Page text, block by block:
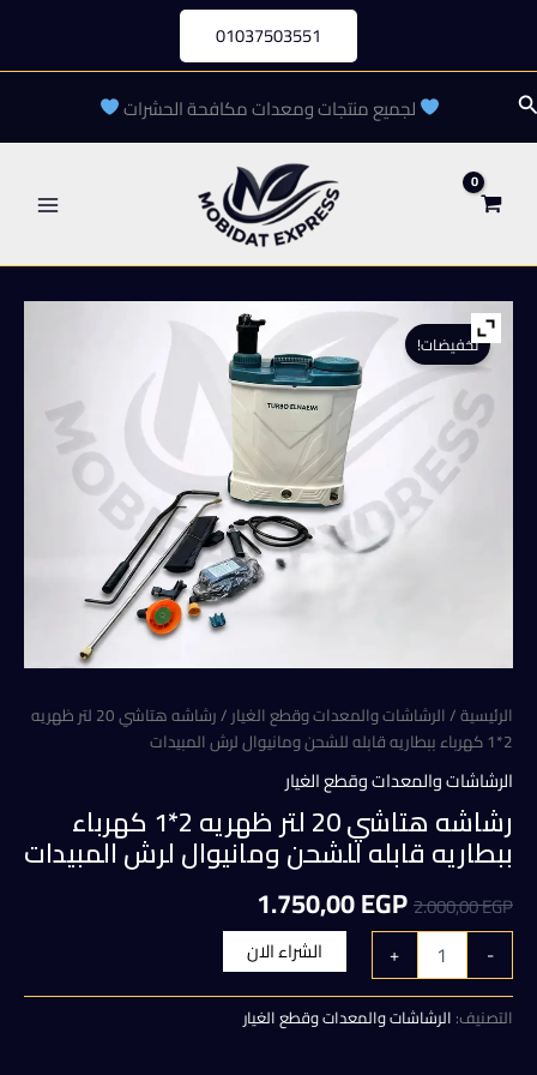
المحتوى
01037503551
البحث لجميع منتجات ومعدات مكافحة الحشرات
تخفيضات!
الرئيسية/الرشاشات والمعدات وقطع الغيار
/ رشاشه هتاشي 20 لتر ظهريه
2*1 كهرباء ببطاريه قابله للشحن ومانيوال لرش المبيدات
الرشاشات والمعدات وقطع الغيار
رشاشه هتاشي 20 لتر ظهريه 2*1 كهرباء
ببطاريه قابله للشحن ومانيوال لرش المبيدات
2.000,00EGP
السعر
الأصلي
هو:
2.000,00 EGP.
1.750,00EGP
الحالي
هو:
1.750,00 EGP.
-
كمية
رشاشه
هتاشي
20
+ الشراء الان
التصنيف: الرشاشات والمعدات وقطع الغيار